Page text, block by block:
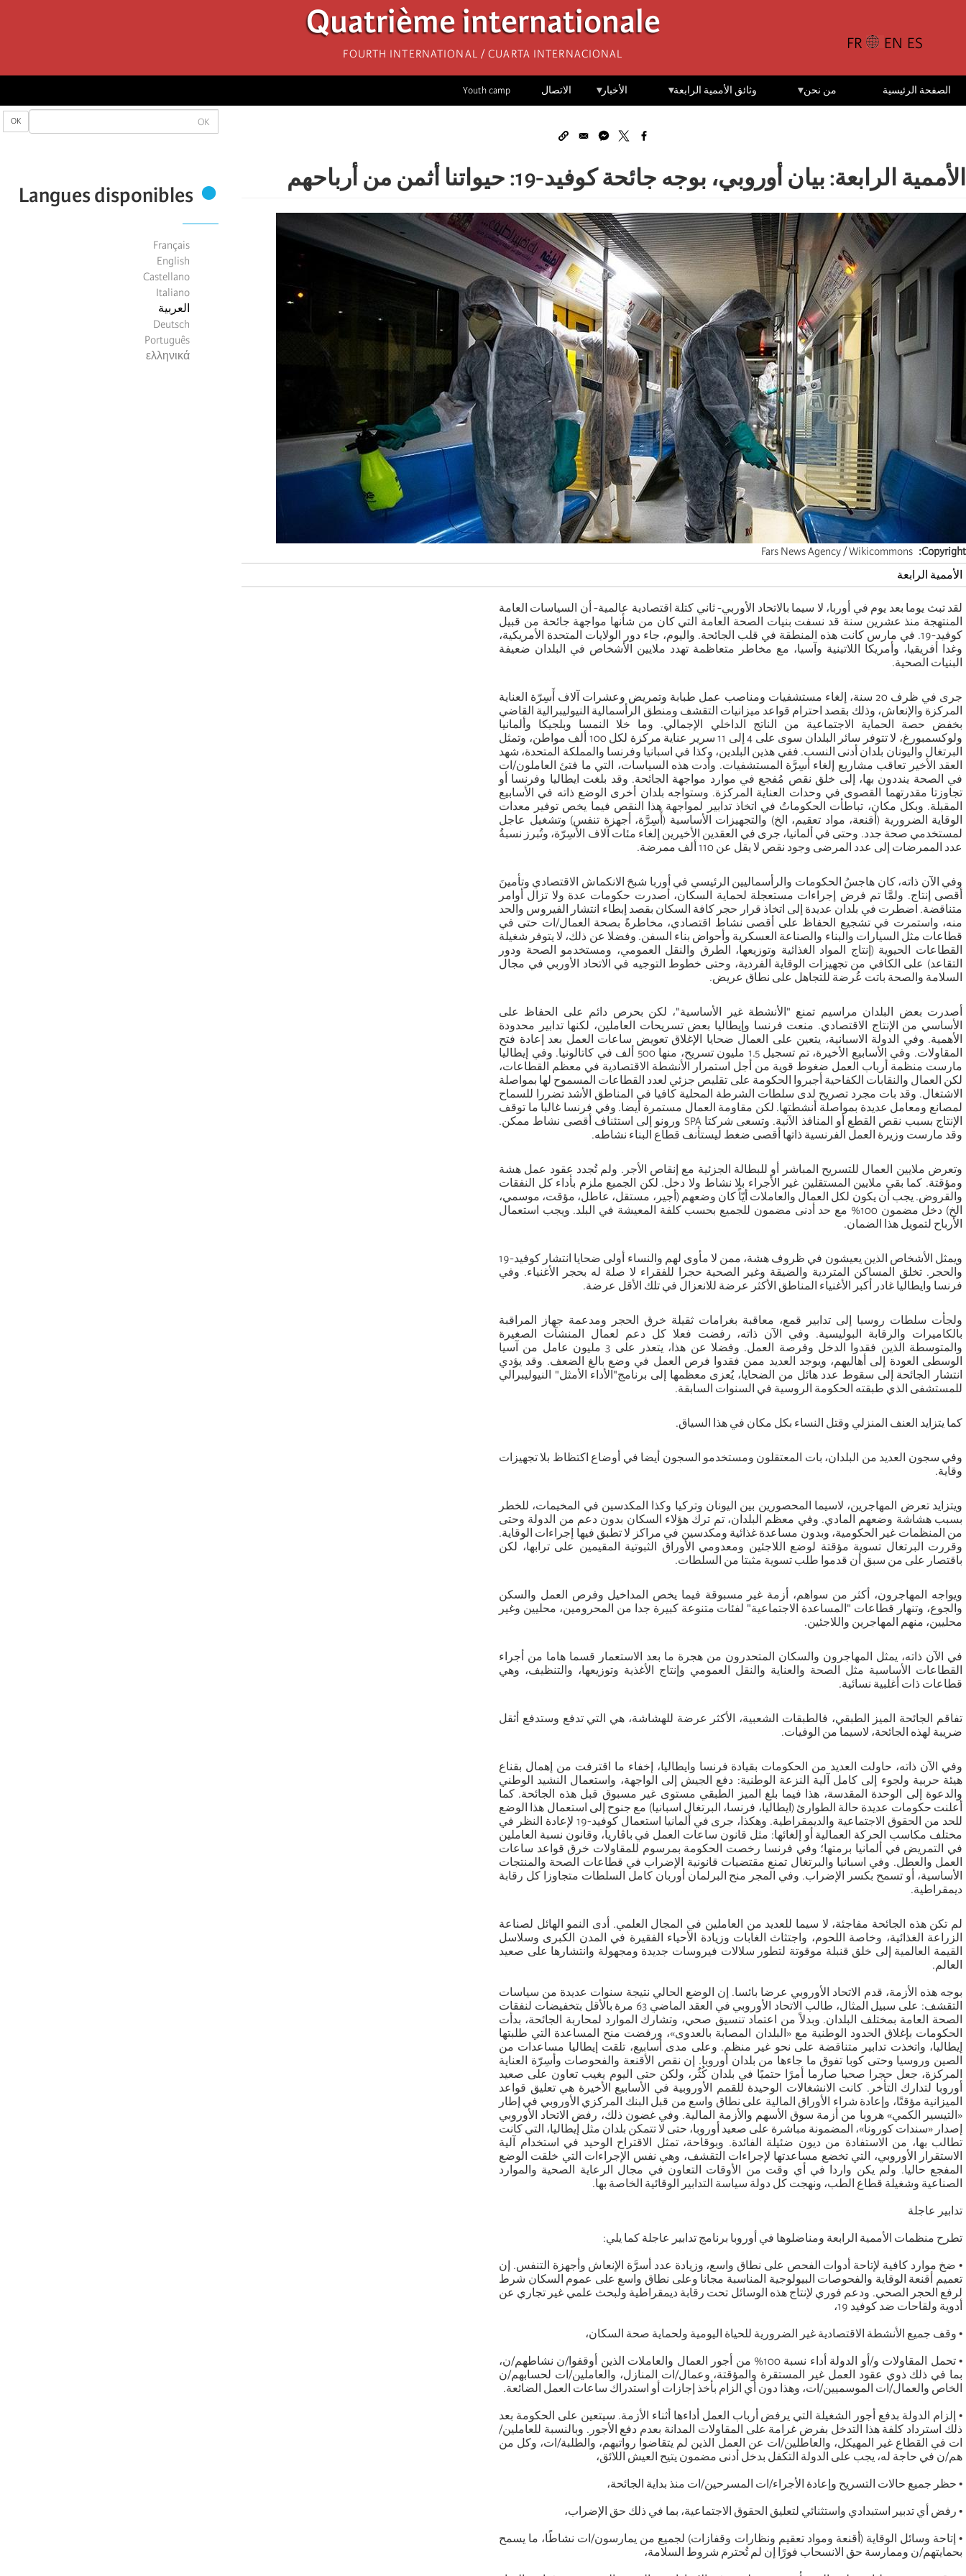
Quatrième internationale
Fourth International / Cuarta Internacional
الصفحة الرئيسية من نحن وثائق الأممية الرابعة الأخبار الاتصال Youth camp
OK
OK
Langues disponibles
Français
English
Castellano
Italiano
العربية
Deutsch
Português
ελληνικά
الأممية الرابعة: بيان أوروبي، بوجه جائحة كوفيد-19: حيواتنا أثمن من أرباحهم
Copyright
Fars News Agency / Wikicommons
الأممية الرابعة
لقد تبث يوما بعد يوم في أوربا، لا سيما بالاتحاد الأوربي- ثاني كتلة اقتصادية عالمية- أن السياسات العامة
المنتهجة منذ عشرين سنة قد نسفت بنيات الصحة العامة التي كان من شأنها مواجهة جائحة من قبيل
كوفيد-19. في مارس كانت هذه المنطقة في قلب الجائحة. واليوم، جاء دور الولايات المتحدة الأمريكية،
وغدا أفريقيا، وأمريكا اللاتينية وآسيا، مع مخاطر متعاظمة تهدد ملايين الأشخاص في البلدان ضعيفة
البنيات الصحية.
جرى في ظرف 20 سنة، إلغاء مستشفيات ومناصب عمل طبابة وتمريض وعشرات آلاف أَسِرّة العناية
المركزة والإنعاش، وذلك بقصد احترام قواعد ميزانيات التقشف ومنطق الرأسمالية النيوليبرالية القاضي
بخفض حصة الحماية الاجتماعية من الناتج الداخلي الإجمالي. وما خلا النمسا وبلجيكا وألمانيا
ولوكسمبورغ، لا تتوفر سائر البلدان سوى على 4 إلى 11 سرير عناية مركزة لكل 100 ألف مواطن، وتمثل
البرتغال واليونان بلدان أدنى النسب. ففي هذين البلدين، وكذا في اسبانيا وفرنسا والمملكة المتحدة، شهد
العقد الأخير تعاقب مشاريع إلغاء أسِرَّة المستشفيات. وأدت هذه السياسات، التي ما فتئ العاملون/ات
في الصحة ينددون بها، إلى خلق نقص مُفجع في موارد مواجهة الجائحة. وقد بلغت ايطاليا وفرنسا أو
تجاوزتا مقدرتهما القصوى في وحدات العناية المركزة. وستواجه بلدان أخرى الوضع ذاته في الأسابيع
المقبلة. وبكل مكان، تباطأت الحكوماتُ في اتخاذ تدابير لمواجهة هذا النقص فيما يخص توفير معدات
الوقاية الضرورية (أقنعة، مواد تعقيم، الخ) والتجهيزات الأساسية (أَسِرَّة، أجهزة تنفس) وتشغيل عاجل
لمستخدمي صحة جدد. وحتى في ألمانيا، جرى في العقدين الأخيرين إلغاء مئات آلاف الأسِرّة، وتُبرز نسبةُ
عدد الممرضات إلى عدد المرضى وجود نقص لا يقل عن 110 ألف ممرضة.
وفي الآن ذاته، كان هاجسُ الحكومات والرأسماليين الرئيسي في أوربا شبحَ الانكماش الاقتصادي وتأمينَ
أقصى إنتاج. ولمَّا تم فرض إجراءات مستعجلة لحماية السكان، أصدرت حكومات عدة ولا تزال أوامر
متناقضة. اضطرت في بلدان عديدة إلى اتخاذ قرار حجر كافة السكان بقصد إبطاء انتشار الفيروس والحد
منه، واستمرت في تشجيع الحفاظ على أقصى نشاط اقتصادي، مخاطرةً بصحة العمال/ات حتى في
قطاعات مثل السيارات والبناء والصناعة العسكرية وأحواض بناء السفن. وفضلا عن ذلك، لا يتوفر شغيلة
القطاعات الحيوية (إنتاج المواد الغذائية وتوزيعها، الطرق والنقل العمومي، ومستخدمو الصحة ودور
التقاعد) على الكافي من تجهيزات الوقاية الفردية، وحتى خطوط التوجيه في الاتحاد الأوربي في مجال
السلامة والصحة باتت عُرضة للتجاهل على نطاق عريض.
أصدرت بعض البلدان مراسيم تمنع "الأنشطة غير الأساسية"، لكن بحرص دائم على الحفاظ على
الأساسي من الإنتاج الاقتصادي. منعت فرنسا وإيطاليا بعض تسريحات العاملين، لكنها تدابير محدودة
الأهمية. وفي الدولة الاسبانية، يتعين على العمال ضحايا الإغلاق تعويض ساعات العمل بعد إعادة فتح
المقاولات. وفي الأسابيع الأخيرة، تم تسجيل 1.5 مليون تسريح، منها 500 ألف في كاتالونيا. وفي إيطاليا
مارست منظمة أرباب العمل ضغوط قوية من أجل استمرار الأنشطة الاقتصادية في معظم القطاعات،
لكن العمال والنقابات الكفاحية أجبروا الحكومة على تقليص جزئي لعدد القطاعات المسموح لها بمواصلة
الاشتغال. وقد بات مجرد تصريح لدى سلطات الشرطة المحلية كافيا في المناطق الأشد تضررا للسماح
لمصانع ومعامل عديدة بمواصلة أنشطتها. لكن مقاومة العمال مستمرة أيضا. وفي فرنسا غالبا ما توقف
الإنتاج بسبب نقص القطع أو المنافذ الآنية. وتسعى شركتا SPA ورونو إلى استئناف أقصى نشاط ممكن.
وقد مارست وزيرة العمل الفرنسية ذاتها أقصى ضغط ليستأنف قطاع البناء نشاطه.
وتعرض ملايين العمال للتسريح المباشر أو للبطالة الجزئية مع إنقاص الأجر. ولم تُجدد عقود عمل هشة
ومؤقتة. كما بقي ملايين المستقلين غير الأجراء بلا نشاط ولا دخل. لكن الجميع ملزم بأداء كل النفقات
والقروض. يجب أن يكون لكل العمال والعاملات أيّاً كان وضعهم (أجير، مستقل، عاطل، مؤقت، موسمي،
الخ) دخل مضمون 100% مع حد أدنى مضمون للجميع بحسب كلفة المعيشة في البلد. ويجب استعمال
الأرباح لتمويل هذا الضمان.
ويمثل الأشخاص الذين يعيشون في ظروف هشة، ممن لا مأوى لهم والنساء أولى ضحايا انتشار كوفيد-19
والحجر. تخلق المساكن المتردية والضيقة وغير الصحية حجرا للفقراء لا صلة له بحجر الأغنياء. وفي
فرنسا وايطاليا غادر أكبر الأغنياء المناطق الأكثر عرضة للانعزال في تلك الأقل عرضة.
ولجأت سلطات روسيا إلى تدابير قمع، معاقبة بغرامات ثقيلة خرق الحجر ومدعمة جهاز المراقبة
بالكاميرات والرقابة البوليسية. وفي الآن ذاته، رفضت فعلا كل دعم لعمال المنشآت الصغيرة
والمتوسطة الذين فقدوا الدخل وفرصة العمل. وفضلا عن هذا، يتعذر على 3 مليون عامل من آسيا
الوسطى العودة إلى أهاليهم، ويوجد العديد ممن فقدوا فرص العمل في وضع بالغ الضعف. وقد يؤدي
انتشار الجائحة إلى سقوط عدد هائل من الضحايا، يُعزى معظمها إلى برنامج"الأداء الأمثل" النيوليبرالي
للمستشفى الذي طبقته الحكومة الروسية في السنوات السابقة.
كما يتزايد العنف المنزلي وقتل النساء بكل مكان في هذا السياق.
وفي سجون العديد من البلدان، بات المعتقلون ومستخدمو السجون أيضا في أوضاع اكتظاظ بلا تجهيزات
وقاية.
ويتزايد تعرض المهاجرين، لاسيما المحصورين بين اليونان وتركيا وكذا المكدسين في المخيمات، للخطر
بسبب هشاشة وضعهم المادي. وفي معظم البلدان، تم ترك هؤلاء السكان بدون دعم من الدولة وحتى
من المنظمات غير الحكومية، وبدون مساعدة غذائية ومكدسين في مراكز لا تطبق فيها إجراءات الوقاية.
وقررت البرتغال تسوية مؤقتة لوضع اللاجئين ومعدومي الأوراق الثبوتية المقيمين على ترابها، لكن
باقتصار على من سبق أن قدموا طلب تسوية مثبتا من السلطات.
ويواجه المهاجرون، أكثر من سواهم، أزمة غير مسبوقة فيما يخص المداخيل وفرص العمل والسكن
والجوع، وتنهار قطاعات "المساعدة الاجتماعية" لفئات متنوعة كبيرة جدا من المحرومين، محليين وغير
محليين، منهم المهاجرين واللاجئين.
في الآن ذاته، يمثل المهاجرون والسكان المتحدرون من هجرة ما بعد الاستعمار قسما هاما من أجراء
القطاعات الأساسية مثل الصحة والعناية والنقل العمومي وإنتاج الأغذية وتوزيعها، والتنظيف، وهي
قطاعات ذات أغلبية نسائية.
تفاقم الجائحة الميز الطبقي، فالطبقات الشعبية، الأكثر عرضة للهشاشة، هي التي تدفع وستدفع أثقل
ضريبة لهذه الجائحة، لاسيما من الوفيات.
وفي الآن ذاته، حاولت العديد من الحكومات بقيادة فرنسا وايطاليا، إخفاء ما اقترفت من إهمال بقناع
هيئة حربية ولجوء إلى كامل آلية النزعة الوطنية: دفع الجيش إلى الواجهة، واستعمال النشيد الوطني
والدعوة إلى الوحدة المقدسة، هذا فيما بلغ الميز الطبقي مستوى غير مسبوق قبل هذه الجائحة. كما
أعلنت حكومات عديدة حالة الطوارئ (ايطاليا، فرنسا، البرتغال اسبانيا) مع جنوح إلى استعمال هذا الوضع
للحد من الحقوق الاجتماعية والديمقراطية. وهكذا، جرى في ألمانيا استعمال كوفيد-19 لإعادة النظر في
مختلف مكاسب الحركة العمالية أو إلغائها: مثل قانون ساعات العمل في باڤاريا، وقانون نسبة العاملين
في التمريض في ألمانيا برمتها؛ وفي فرنسا رخصت الحكومة بمرسوم للمقاولات خرق قواعد ساعات
العمل والعطل. وفي اسبانيا والبرتغال تمنع مقتضيات قانونية الإضراب في قطاعات الصحة والمنتجات
الأساسية، أو تسمح بكسر الإضراب. وفي المجر منح البرلمان أوربان كامل السلطات متجاوزا كل رقابة
ديمقراطية.
لم تكن هذه الجائحة مفاجئة، لا سيما للعديد من العاملين في المجال العلمي. أدى النمو الهائل لصناعة
الزراعة الغذائية، وخاصة اللحوم، واجتثاث الغابات وزيادة الأحياء الفقيرة في المدن الكبرى وسلاسل
القيمة العالمية إلى خلق قنبلة موقوتة لتطور سلالات فيروسات جديدة ومجهولة وانتشارها على صعيد
العالم.
بوجه هذه الأزمة، قدم الاتحاد الأوروبي عرضا بائسا. إن الوضع الحالي نتيجة سنوات عديدة من سياسات
التقشف: على سبيل المثال، طالب الاتحاد الأوروبي في العقد الماضي 63 مرة بالأقل بتخفيضات لنفقات
الصحة العامة بمختلف البلدان. وبدلاً من اعتماد تنسيق صحي، وتشارك الموارد لمحاربة الجائحة، بدأت
الحكومات بإغلاق الحدود الوطنية مع «البلدان المصابة بالعدوى»، ورفضت منح المساعدة التي طلبتها
إيطاليا، واتخذت تدابير متناقضة على نحو غير منظم. وعلى مدى أسابيع، تلقت إيطاليا مساعدات من
الصين وروسيا وحتى كوبا تفوق ما جاءها من بلدان أوروبا. إن نقص الأقنعة والفحوصات وأسِرّة العناية
المركزة، جعل حجرا صحيا صارما أمرًا حتميًا في بلدان كُثُر، ولكن حتى اليوم يغيب تعاون على صعيد
أوروبا لتدارك التأخر. كانت الانشغالات الوحيدة للقمم الأوروبية في الأسابيع الأخيرة هي تعليق قواعد
الميزانية مؤقتًا، وإعادة شراء الأوراق المالية على نطاق واسع من قبل البنك المركزي الأوروبي في إطار
«التيسير الكمي» هروبا من أزمة سوق الأسهم والأزمة المالية. وفي غضون ذلك، رفض الاتحاد الأوروبي
إصدار «سندات كورونا»، المضمونة مباشرة على صعيد أوروبا، حتى لا تتمكن بلدان مثل إيطاليا، التي كانت
تطالب بها، من الاستفادة من ديون ضئيلة الفائدة. وبوقاحة، تمثل الاقتراح الوحيد في استخدام آلية
الاستقرار الأوروبي، التي تخضع مساعدتها لإجراءات التقشف، وهي نفس الإجراءات التي خلقت الوضع
المفجع حاليا. ولم يكن واردا في أي وقت من الأوقات التعاون في مجال الرعاية الصحية والموارد
الصناعية وشغيلة قطاع الطب، ونهجت كل دولة سياسة التدابير الوقائية الخاصة بها.
تدابير عاجلة
تطرح منظمات الأممية الرابعة ومناضلوها في أوروبا برنامج تدابير عاجلة كما يلي:
• ضخ موارد كافية لإتاحة أدوات الفحص على نطاق واسع، وزيادة عدد أسرَّة الإنعاش وأجهزة التنفس. إن
تعميم أقنعة الوقاية والفحوصات البيولوجية المناسبة مجانا وعلى نطاق واسع على عموم السكان شرط
لرفع الحجر الصحي. ودعم فوري لإنتاج هذه الوسائل تحت رقابة ديمقراطية ولبحث علمي غير تجاري عن
أدوية ولقاحات ضد كوفيد 19،
• وقف جميع الأنشطة الاقتصادية غير الضرورية للحياة اليومية ولحماية صحة السكان،
• تحمل المقاولات و/أو الدولة أداء نسبة 100% من أجور العمال والعاملات الذين أوقفوا/ن نشاطهم/ن،
بما في ذلك ذوي عقود العمل غير المستقرة والمؤقتة، وعمال/ات المنازل، والعاملين/ات لحسابهم/ن
الخاص والعمال/ات الموسميين/ات، وهذا دون أي الزام بأخذ إجازات أو استدراك ساعات العمل الضائعة.
• إلزام الدولة بدفع أجور الشغيلة التي يرفض أرباب العمل أداءها أثناء الأزمة. سيتعين على الحكومة بعد
ذلك استرداد كلفة هذا التدخل بفرض غرامة على المقاولات المدانة بعدم دفع الأجور. وبالنسبة للعاملين/
ات في القطاع غير المهيكل، والعاطلين/ات عن العمل الذين لم يتقاضوا رواتبهم، والطلبة/ات، وكل من
هم/ن في حاجة له، يجب على الدولة التكفل بدخل أدنى مضمون يتيح العيش اللائق،
• حظر جميع حالات التسريح وإعادة الأجراء/ات المسرحين/ات منذ بداية الجائحة،
• رفض أي تدبير استبدادي واستثنائي لتعليق الحقوق الاجتماعية، بما في ذلك حق الإضراب،
• إتاحة وسائل الوقاية (أقنعة ومواد تعقيم ونظارات وقفازات) لجميع من يمارسون/ات نشاطًا، ما يسمح
بحمايتهم/ن وممارسة حق الانسحاب فورًا إن لم تُحترم شروط السلامة،